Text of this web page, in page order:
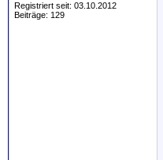
Registriert seit: 03.10.2012
Beiträge: 129